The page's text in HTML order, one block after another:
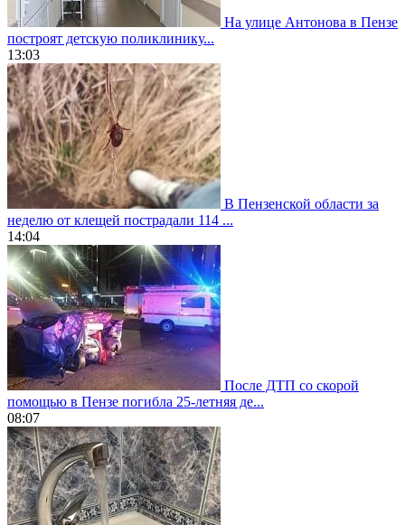
На улице Антонова в Пензе
построят детскую поликлинику...
13:03
В Пензенской области за
неделю от клещей пострадали 114 ...
14:04
После ДТП со скорой
помощью в Пензе погибла 25-летняя де...
08:07